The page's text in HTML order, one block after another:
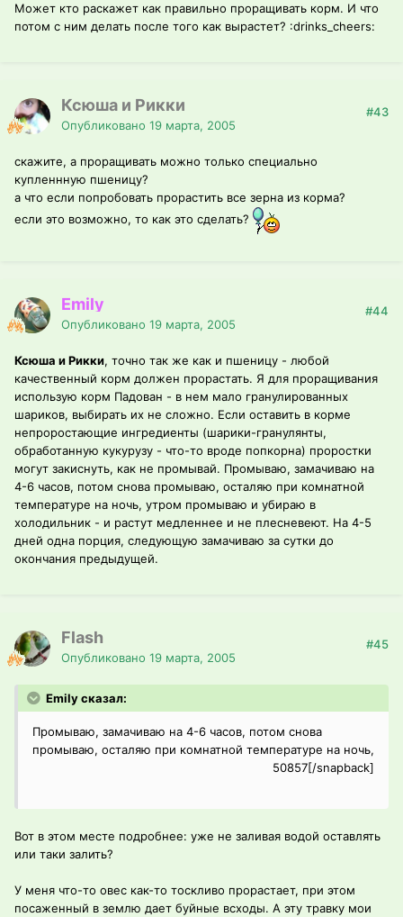
Может кто раскажет как правильно проращивать корм. И что
потом с ним делать после того как вырастет? :drinks_cheers:
Ксюша и Рикки
Опубликовано 19 марта, 2005
#43
скажите, а проращивать можно только специально
купленнную пшеницу?
а что если попробовать прорастить все зерна из корма?
если это возможно, то как это сделать?
Emily
Опубликовано 19 марта, 2005
#44
Ксюша и Рикки, точно так же как и пшеницу - любой
качественный корм должен прорастать. Я для проращивания
использую корм Падован - в нем мало гранулированных
шариков, выбирать их не сложно. Если оставить в корме
непроростающие ингредиенты (шарики-гранулянты,
обработанную кукурузу - что-то вроде попкорна) проростки
могут закиснуть, как не промывай. Промываю, замачиваю на
4-6 часов, потом снова промываю, осталяю при комнатной
температуре на ночь, утром промываю и убираю в
холодильник - и растут медленнее и не плесневеют. На 4-5
дней одна порция, следующую замачиваю за сутки до
окончания предыдущей.
Flash
Опубликовано 19 марта, 2005
#45
Emily сказал:
Промываю, замачиваю на 4-6 часов, потом снова
промываю, осталяю при комнатной температуре на ночь,
50857[/snapback]
Вот в этом месте подробнее: уже не заливая водой оставлять
или таки залить?
У меня что-то овес как-то тоскливо прорастает, при этом
посаженный в землю дает буйные всходы. А эту травку мои